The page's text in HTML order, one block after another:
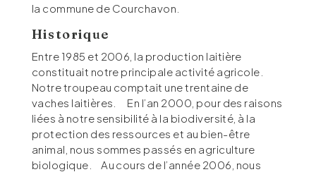
la commune de Courchavon.
Historique
Entre 1985 et 2006, la production laitière
constituait notre principale activité agricole.
Notre troupeau comptait une trentaine de
vaches laitières. En l’an 2000, pour des raisons
liées à notre sensibilité à la biodiversité, à la
protection des ressources et au bien-être
animal, nous sommes passés en agriculture
biologique. Au cours de l’année 2006, nous